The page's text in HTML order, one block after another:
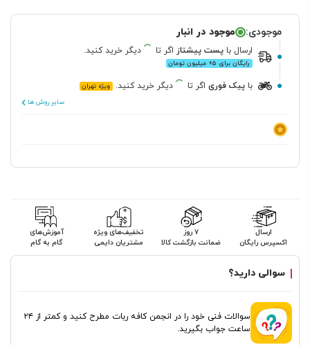
موجودی: موجود در انبار
ارسال با پست پیشتاز اگر تا دیگر خرید کنید.
رایگان برای ۵+ میلیون تومان
با پیک فوری اگر تا دیگر خرید کنید.
ویژه تهران
سایر روش ها
ارسال
اکسپرس رایگان
۷ روز
ضمانت بازگشت کالا
تخفیف‌های ویژه
مشتریان دایمی
آموزش‌های
گام به گام
سوالی دارید؟
سوالات فنی خود را در انجمن کافه ربات مطرح کنید و کمتر از ۲۴
ساعت جواب بگیرید.